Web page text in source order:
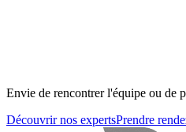
Envie de rencontrer l'équipe ou de
Découvrir nos expertsPrendre